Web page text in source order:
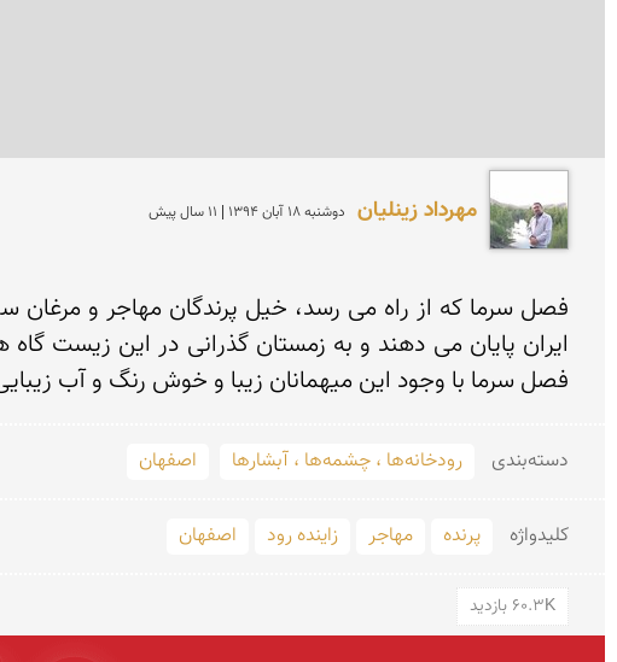
مهرداد زینلیان دوشنبه 18 آبان 1394 | 11 سال پیش
فصل سرما با وجود این میهمانان زیبا و خوش رنگ و آب
دسته‌بندی رودخانه‌ها ، چشمه‌ها ، آبشارها اصفهان
کلید‌واژه پرنده مهاجر زاینده رود اصفهان
60.3K بازدید